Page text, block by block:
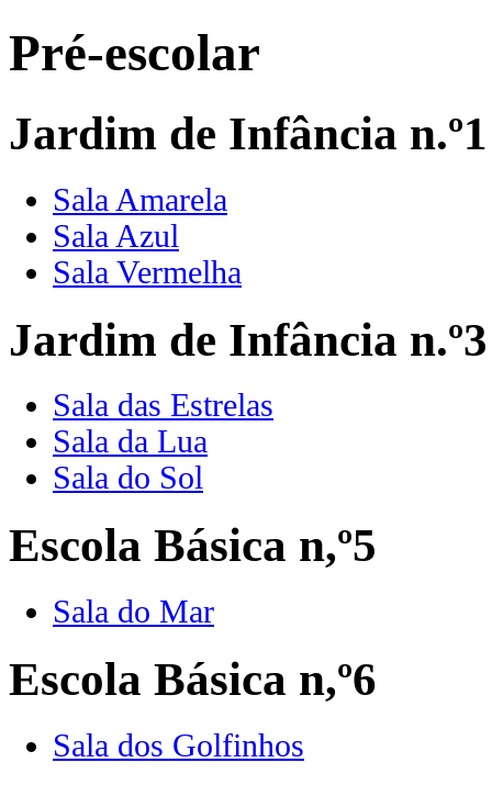
Pré-escolar
Jardim de Infância n.º1
Sala Amarela
Sala Azul
Sala Vermelha
Jardim de Infância n.º3
Sala das Estrelas
Sala da Lua
Sala do Sol
Escola Básica n,º5
Sala do Mar
Escola Básica n,º6
Sala dos Golfinhos